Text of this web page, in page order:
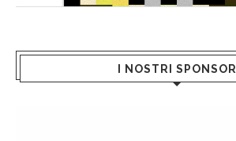
I NOSTRI SPONSOR